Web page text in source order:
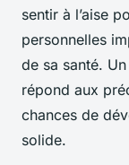
sentir à l’aise
personnelles
de sa santé.
répond aux
chances de
solide.